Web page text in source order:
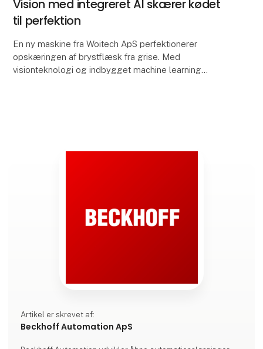
Vision med integreret AI skærer kødet
til perfektion
En ny maskine fra Woitech ApS perfektionerer
opskæringen af brystflæsk fra grise. Med
visionteknologi og indbygget machine learning
Artikel er skrevet af:
Beckhoff Automation ApS